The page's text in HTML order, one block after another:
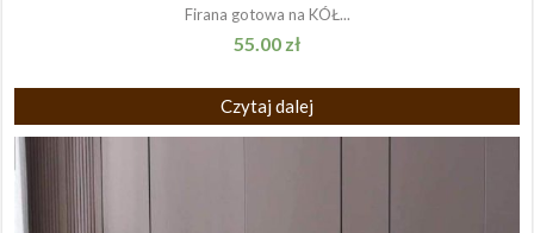
Firana gotowa na KÓŁ...
55.00 zł
Czytaj dalej